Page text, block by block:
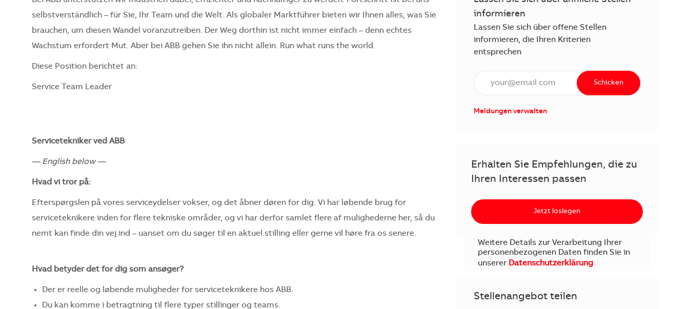
selbstverständlich – für Sie, Ihr Team und die Welt. Als globaler Marktführer bieten wir Ihnen alles, was Sie
brauchen, um diesen Wandel voranzutreiben. Der Weg dorthin ist nicht immer einfach – denn echtes
Wachstum erfordert Mut. Aber bei ABB gehen Sie ihn nicht allein. Run what runs the world.
Diese Position berichtet an:
Service Team Leader
Servicetekniker ved ABB
— English below —
Hvad vi tror på:
Efterspørgslen på vores serviceydelser vokser, og det åbner døren for dig. Vi har løbende brug for
serviceteknikere inden for flere tekniske områder, og vi har derfor samlet flere af mulighederne her, så du
nemt kan finde din vej ind – uanset om du søger til en aktuel stilling eller gerne vil høre fra os senere.
Hvad betyder det for dig som ansøger?
Der er reelle og løbende muligheder for serviceteknikere hos ABB.
Du kan komme i betragtning til flere typer stillinger og teams.
informieren
Lassen Sie sich über offene Stellen
informieren, die Ihren Kriterien
entsprechen
E-Mail Adresse eingeben (erforderlich)
Schicken
Meldungen verwalten
Erhalten Sie Empfehlungen, die zu
Ihren Interessen passen
Jetzt loslegen
Weitere Details zur Verarbeitung Ihrer
personenbezogenen Daten finden Sie in
unserer Datenschutzerklärung.
Stellenangebot teilen